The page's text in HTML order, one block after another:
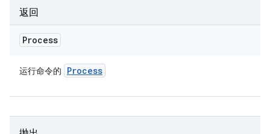
返回
Process
运行命令的 Process